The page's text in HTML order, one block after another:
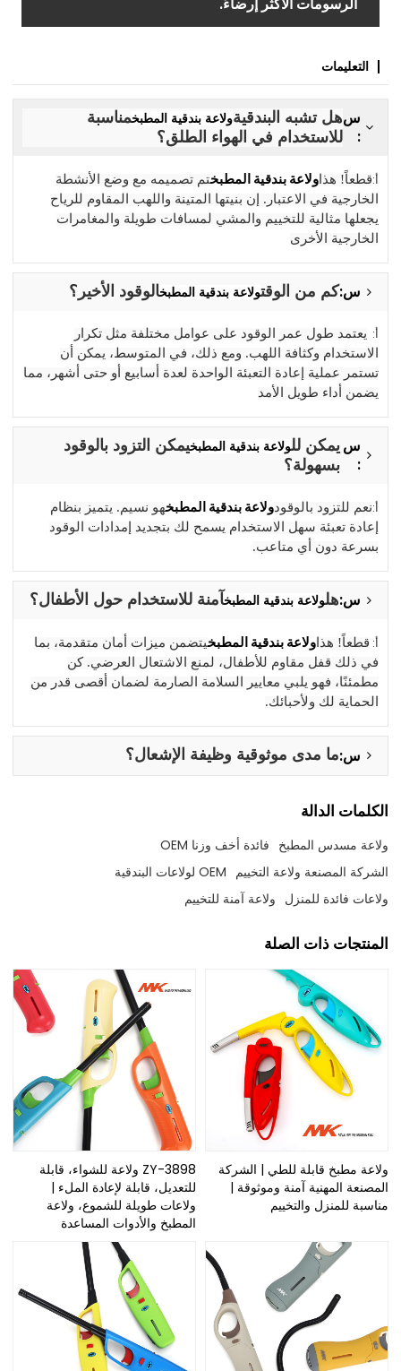
الرسومات الأكثر إرضاءً.
التعليمات
س
:
هل تشبه البندقيةولاعة بندقية المطبخمناسبة
للاستخدام في الهواء الطلق؟
أ:قطعاً! هذاولاعة بندقية المطبختم تصميمه مع وضع الأنشطة
الخارجية في الاعتبار. إن بنيتها المتينة واللهب المقاوم للرياح
يجعلها مثالية للتخييم والمشي لمسافات طويلة والمغامرات
الخارجية الأخرى
س:كم من الوقتولاعة بندقية المطبخالوقود الأخير؟
أ: يعتمد طول عمر الوقود على عوامل مختلفة مثل تكرار
الاستخدام وكثافة اللهب. ومع ذلك، في المتوسط، يمكن أن
تستمر عملية إعادة التعبئة الواحدة لعدة أسابيع أو حتى أشهر، مما
يضمن أداء طويل الأمد
س
:
يمكن للولاعة بندقية المطبخيمكن التزود بالوقود
بسهولة؟
أ:نعم للتزود بالوقودولاعة بندقية المطبخهو نسيم. يتميز بنظام
إعادة تعبئة سهل الاستخدام يسمح لك بتجديد إمدادات الوقود
بسرعة دون أي متاعب.
س:هلولاعة بندقية المطبخآمنة للاستخدام حول الأطفال؟
أ: قطعاً! هذاولاعة بندقية المطبخيتضمن ميزات أمان متقدمة، بما
في ذلك قفل مقاوم للأطفال، لمنع الاشتعال العرضي. كن
مطمئنًا، فهو يلبي معايير السلامة الصارمة لضمان أقصى قدر من
الحماية لك ولأحبائك.
س:ما مدى موثوقية وظيفة الإشعال؟
الكلمات الدالة
ولاعة مسدس المطبخ فائدة أخف وزنا OEM
الشركة المصنعة ولاعة التخييم OEM لولاعات البندقية
ولاعات فائدة للمنزل ولاعة آمنة للتخييم
المنتجات ذات الصلة
ولاعة مطبخ قابلة للطي | الشركة
المصنعة المهنية آمنة وموثوقة |
مناسبة للمنزل والتخييم
ZY-3898 ولاعة للشواء، قابلة
للتعديل، قابلة لإعادة الملء |
ولاعات طويلة للشموع، ولاعة
المطبخ والأدوات المساعدة